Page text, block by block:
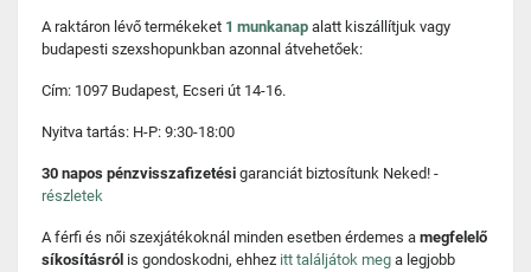
A raktáron lévő termékeket 1 munkanap alatt kiszállítjuk vagy
budapesti szexshopunkban azonnal átvehetőek:
Cím: 1097 Budapest, Ecseri út 14-16.
Nyitva tartás: H-P: 9:30-18:00
30 napos pénzvisszafizetési garanciát biztosítunk Neked! -
részletek
A férfi és női szexjátékoknál minden esetben érdemes a megfelelő
síkosításról is gondoskodni, ehhez itt találjátok meg a legjobb